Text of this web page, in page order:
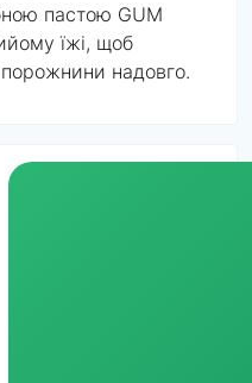
пастою GUM
їжі, щоб
порожнини надовго.